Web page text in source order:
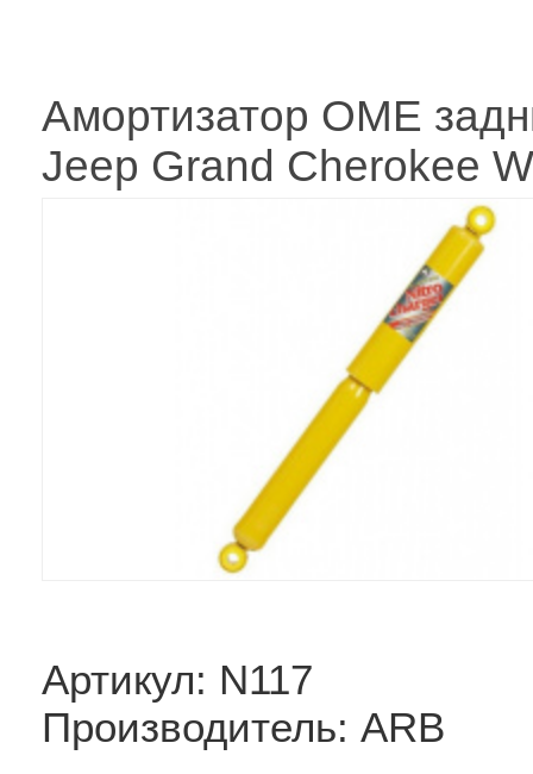
Амортизатор OME
Jeep Grand Cherokee
Артикул: N117
Производитель: ARB